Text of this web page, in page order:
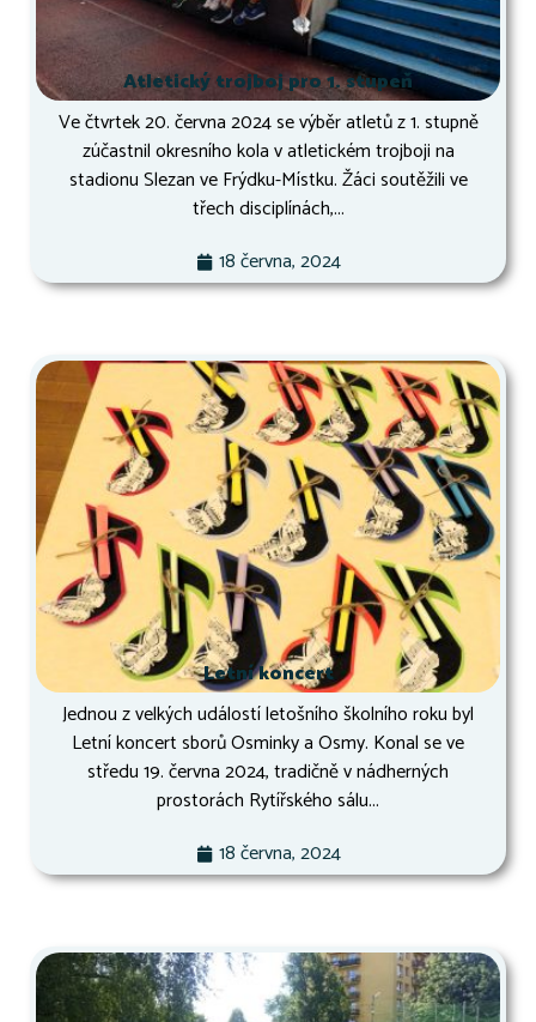
Atletický trojboj pro 1. stupeň
Ve čtvrtek 20. června 2024 se výběr atletů z 1. stupně
zúčastnil okresního kola v atletickém trojboji na
stadionu Slezan ve Frýdku-Místku. Žáci soutěžili ve
třech disciplínách,...
18 června, 2024
Letní koncert
Jednou z velkých událostí letošního školního roku byl
Letní koncert sborů Osminky a Osmy. Konal se ve
středu 19. června 2024, tradičně v nádherných
prostorách Rytířského sálu...
18 června, 2024